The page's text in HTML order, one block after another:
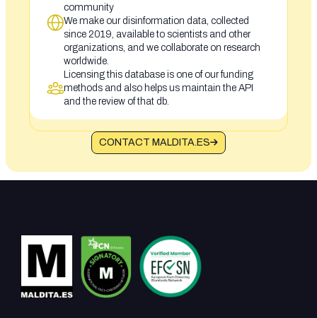
community
We make our disinformation data, collected
since 2019, available to scientists and other
organizations, and we collaborate on research
worldwide.
Licensing this database is one of our funding
methods and also helps us maintain the API
and the review of that db.
CONTACT MALDITA.ES